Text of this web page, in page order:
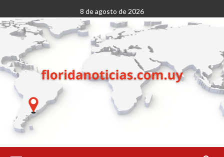
al
contenido
8 de agosto de 2026